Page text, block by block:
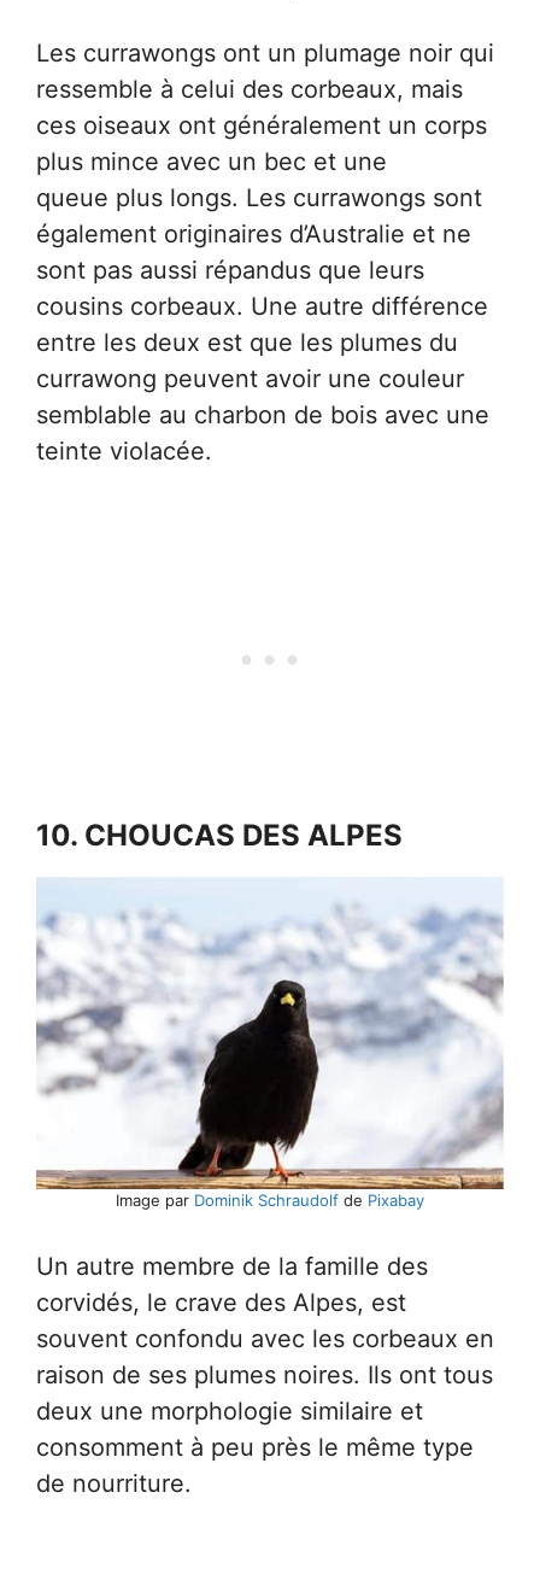
Les currawongs ont un plumage noir qui
ressemble à celui des corbeaux, mais
ces oiseaux ont généralement un corps
plus mince avec un bec et une
queue plus longs. Les currawongs sont
également originaires d’Australie et ne
sont pas aussi répandus que leurs
cousins corbeaux. Une autre différence
entre les deux est que les plumes du
currawong peuvent avoir une couleur
semblable au charbon de bois avec une
teinte violacée.
10. CHOUCAS DES ALPES
Image par Dominik Schraudolf de Pixabay
Un autre membre de la famille des
corvidés, le crave des Alpes, est
souvent confondu avec les corbeaux en
raison de ses plumes noires. Ils ont tous
deux une morphologie similaire et
consomment à peu près le même type
de nourriture.